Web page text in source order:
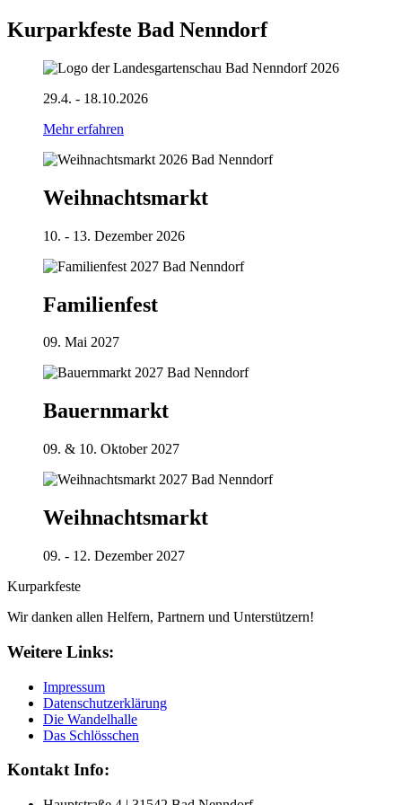
Kurparkfeste Bad Nenndorf
29.4. - 18.10.2026
Mehr erfahren
Weihnachtsmarkt
10. - 13. Dezember 2026
Familienfest
09. Mai 2027
Bauernmarkt
09. & 10. Oktober 2027
Weihnachtsmarkt
09. - 12. Dezember 2027
Kurparkfeste
Wir danken allen Helfern, Partnern und Unterstützern!
Weitere Links:
Impressum
Datenschutzerklärung
Die Wandelhalle
Das Schlösschen
Kontakt Info: